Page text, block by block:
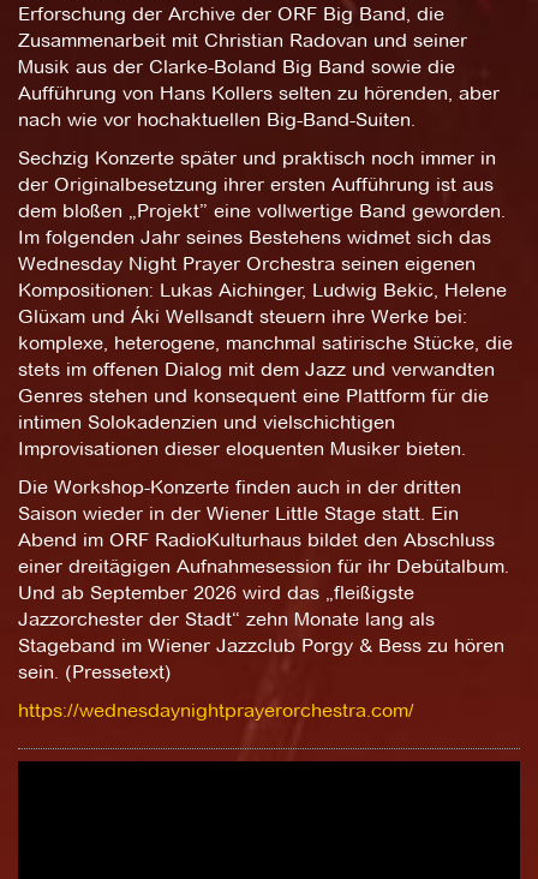
Erforschung der Archive der ORF Big Band, die
Zusammenarbeit mit Christian Radovan und seiner
Musik aus der Clarke-Boland Big Band sowie die
Aufführung von Hans Kollers selten zu hörenden, aber
nach wie vor hochaktuellen Big-Band-Suiten.
Sechzig Konzerte später und praktisch noch immer in
der Originalbesetzung ihrer ersten Aufführung ist aus
dem bloßen „Projekt” eine vollwertige Band geworden.
Im folgenden Jahr seines Bestehens widmet sich das
Wednesday Night Prayer Orchestra seinen eigenen
Kompositionen: Lukas Aichinger, Ludwig Bekic, Helene
Glüxam und Áki Wellsandt steuern ihre Werke bei:
komplexe, heterogene, manchmal satirische Stücke, die
stets im offenen Dialog mit dem Jazz und verwandten
Genres stehen und konsequent eine Plattform für die
intimen Solokadenzien und vielschichtigen
Improvisationen dieser eloquenten Musiker bieten.
Die Workshop-Konzerte finden auch in der dritten
Saison wieder in der Wiener Little Stage statt. Ein
Abend im ORF RadioKulturhaus bildet den Abschluss
einer dreitägigen Aufnahmesession für ihr Debütalbum.
Und ab September 2026 wird das „fleißigste
Jazzorchester der Stadt“ zehn Monate lang als
Stageband im Wiener Jazzclub Porgy & Bess zu hören
sein. (Pressetext)
https://wednesdaynightprayerorchestra.com/